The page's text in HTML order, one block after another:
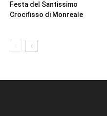
Festa del Santissimo
Crocifisso di Monreale